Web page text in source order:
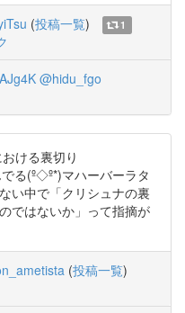
(投稿一覧)
1
@hidu_fgo
ける裏切り
る(º◇º*)マハーバーラタ
い中で「クリシュナの裏
ではないか」って指摘が
(投稿一覧)